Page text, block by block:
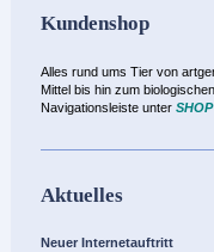
Kundenshop
Alles rund ums Tier von
Mittel bis hin zum
Navigationsleiste unter SHOP
Aktuelles
Neuer Internetauftritt